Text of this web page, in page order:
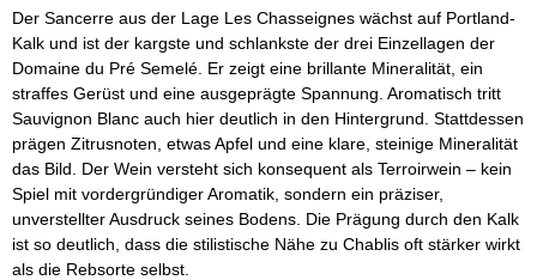
Der Sancerre aus der Lage Les Chasseignes wächst auf Portland-
Kalk und ist der kargste und schlankste der drei Einzellagen der
Domaine du Pré Semelé. Er zeigt eine brillante Mineralität, ein
straffes Gerüst und eine ausgeprägte Spannung. Aromatisch tritt
Sauvignon Blanc auch hier deutlich in den Hintergrund. Stattdessen
prägen Zitrusnoten, etwas Apfel und eine klare, steinige Mineralität
das Bild. Der Wein versteht sich konsequent als Terroirwein – kein
Spiel mit vordergründiger Aromatik, sondern ein präziser,
unverstellter Ausdruck seines Bodens. Die Prägung durch den Kalk
ist so deutlich, dass die stilistische Nähe zu Chablis oft stärker wirkt
als die Rebsorte selbst.